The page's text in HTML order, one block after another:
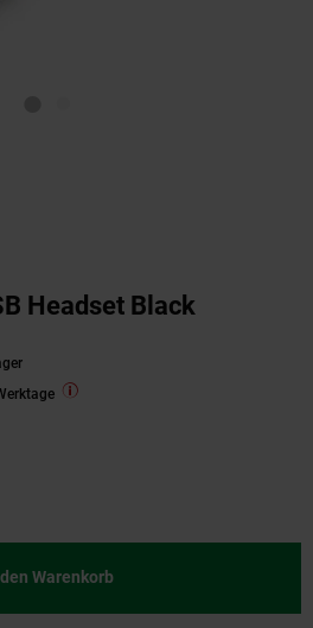
Headset Black
Warenkorb